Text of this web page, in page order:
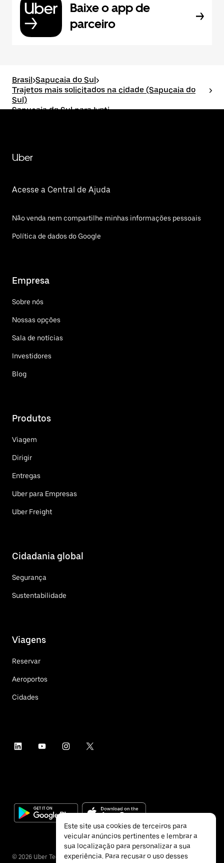
Baixe o app de
parceiro
Brasil>Sapucaia do Sul>
Trajetos mais solicitados na cidade (Sapucaia do
Sul)
>
Sapucaia do Sul para Ivoti
Uber
Acesse a Central de Ajuda
Não venda nem compartilhe minhas informações pessoais
Política de dados do Google
Empresa
Sobre nós
Nossas opções
Sala de notícias
Investidores
Blog
Produtos
Viagem
Dirigir
Entregas
Uber para Empresas
Uber Freight
Cidadania global
Segurança
Sustentabilidade
Viagens
Reservar
Aeroportos
Cidades
© 2026 Uber Technologies Inc.
Este site usa cookies de terceiros para
veicular anúncios pertinentes e lembrar a
sua localização para personalizar a sua
experiência. Para recusar o uso desses